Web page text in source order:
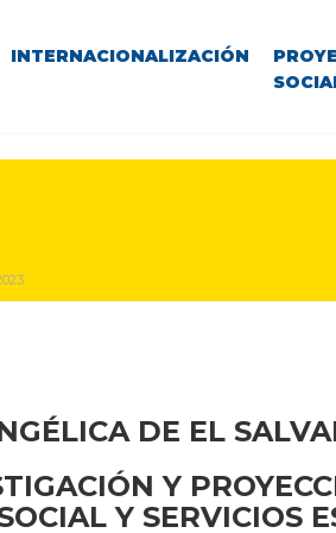
INTERNACIONALIZACIÓN
DE EL
Y
Y SERVICIOS